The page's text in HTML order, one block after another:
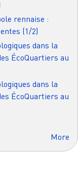
rennaise :
(1/2)
dans la
ÉcoQuartiers au
dans la
ÉcoQuartiers au
More